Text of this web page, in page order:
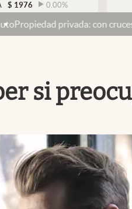
0.00%
con cruces y chicanas, el
si